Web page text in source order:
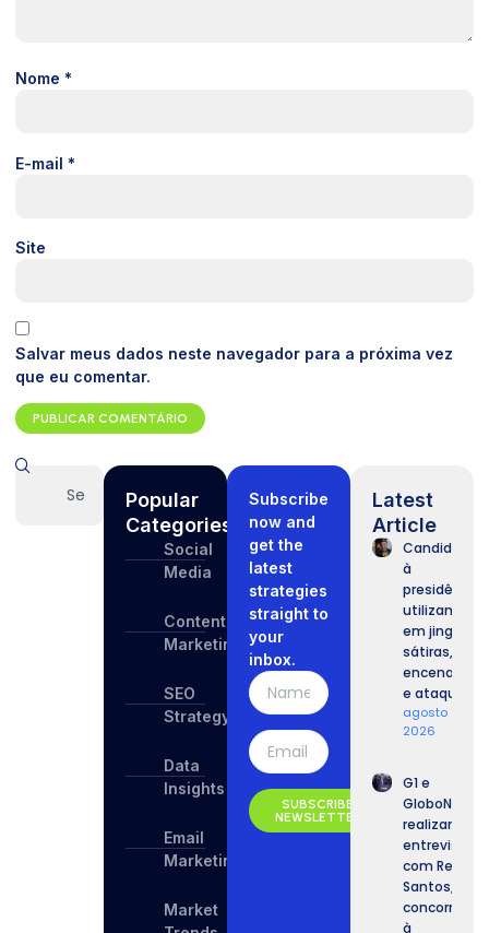
Nome *
E-mail *
Site
Salvar meus dados neste navegador para a próxima vez
que eu comentar.
Popular
Categories
Social
Media
Content
Marketing
SEO
Strategy
Data
Insights
Email
Marketing
Market
Subscribe
now and
get the
latest
strategies
straight to
your
inbox.
SUBSCRIBE
NEWSLETTER
Latest
Article
Candidatos
à
presidência
utilizam IA
em jingles,
sátiras,
encenações
e ataques.
agosto 7,
2026
G1 e
GloboNews
realizam
entrevista
com Renan
Santos,
concorrente
à